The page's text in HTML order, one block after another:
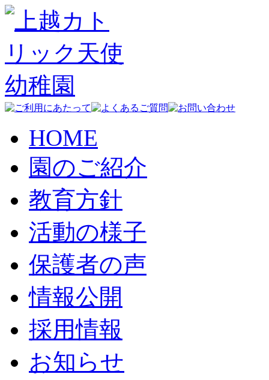
HOME
園のご紹介
教育方針
活動の様子
保護者の声
情報公開
採用情報
お知らせ